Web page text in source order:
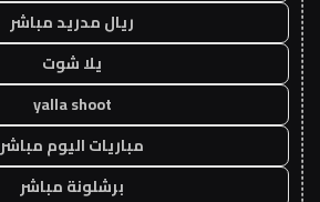
ريال مدريد مباشر
يلا شوت
yalla shoot
مباريات اليوم مباشر
برشلونة مباشر